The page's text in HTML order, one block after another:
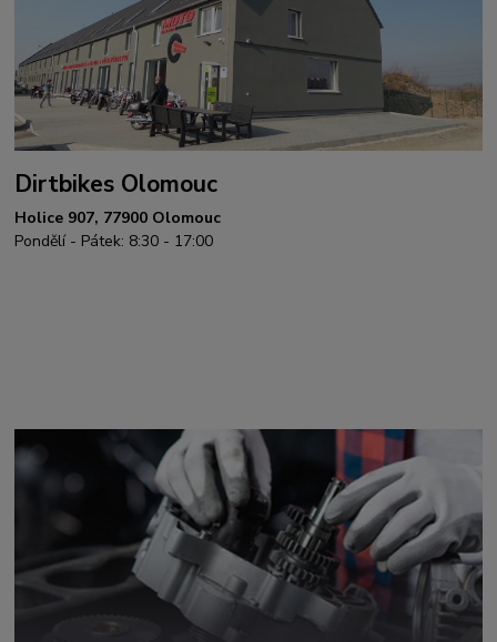
Dirtbikes Olomouc
Holice 907, 77900 Olomouc
Pondělí - Pátek: 8:30 - 17:00